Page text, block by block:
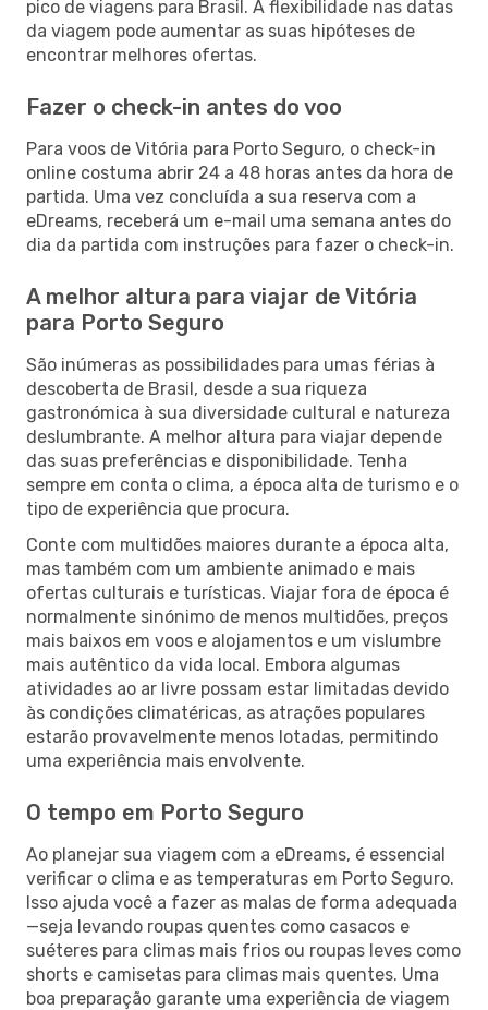
pico de viagens para Brasil. A flexibilidade nas datas
da viagem pode aumentar as suas hipóteses de
encontrar melhores ofertas.
Fazer o check-in antes do voo
Para voos de Vitória para Porto Seguro, o check-in
online costuma abrir 24 a 48 horas antes da hora de
partida. Uma vez concluída a sua reserva com a
eDreams, receberá um e-mail uma semana antes do
dia da partida com instruções para fazer o check-in.
A melhor altura para viajar de Vitória
para Porto Seguro
São inúmeras as possibilidades para umas férias à
descoberta de Brasil, desde a sua riqueza
gastronómica à sua diversidade cultural e natureza
deslumbrante. A melhor altura para viajar depende
das suas preferências e disponibilidade. Tenha
sempre em conta o clima, a época alta de turismo e o
tipo de experiência que procura.
Conte com multidões maiores durante a época alta,
mas também com um ambiente animado e mais
ofertas culturais e turísticas. Viajar fora de época é
normalmente sinónimo de menos multidões, preços
mais baixos em voos e alojamentos e um vislumbre
mais autêntico da vida local. Embora algumas
atividades ao ar livre possam estar limitadas devido
às condições climatéricas, as atrações populares
estarão provavelmente menos lotadas, permitindo
uma experiência mais envolvente.
O tempo em Porto Seguro
Ao planejar sua viagem com a eDreams, é essencial
verificar o clima e as temperaturas em Porto Seguro.
Isso ajuda você a fazer as malas de forma adequada
—seja levando roupas quentes como casacos e
suéteres para climas mais frios ou roupas leves como
shorts e camisetas para climas mais quentes. Uma
boa preparação garante uma experiência de viagem